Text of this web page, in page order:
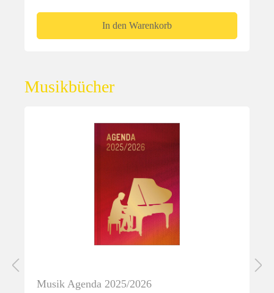
In den Warenkorb
Musikbücher
Musik Agenda 2025/2026